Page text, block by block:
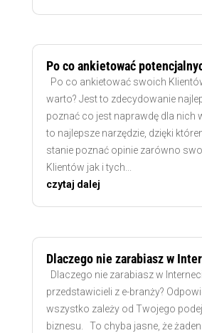
Po co ankietować
Po co ankietować swoich
warto? Jest to zdecydowanie
poznać co jest naprawdę dla nich
to najlepsze narzędzie, dzięki
stanie poznać opinie zarówno
Klientów jak i tych...
czytaj dalej
Dlaczego nie zarabiasz w
Dlaczego nie zarabiasz w
przedstawicieli z e-branży?
wszystko zależy od Twojego
biznesu. To chyba jasne, że